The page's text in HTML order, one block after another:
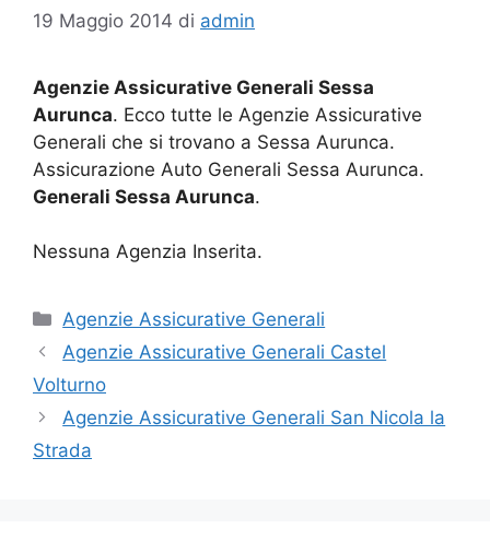
19 Maggio 2014 di admin
Agenzie Assicurative Generali Sessa
Aurunca. Ecco tutte le Agenzie Assicurative
Generali che si trovano a Sessa Aurunca.
Assicurazione Auto Generali Sessa Aurunca.
Generali Sessa Aurunca.
Nessuna Agenzia Inserita.
Categorie
Agenzie Assicurative Generali
Agenzie Assicurative Generali Castel
Volturno
Agenzie Assicurative Generali San Nicola la
Strada